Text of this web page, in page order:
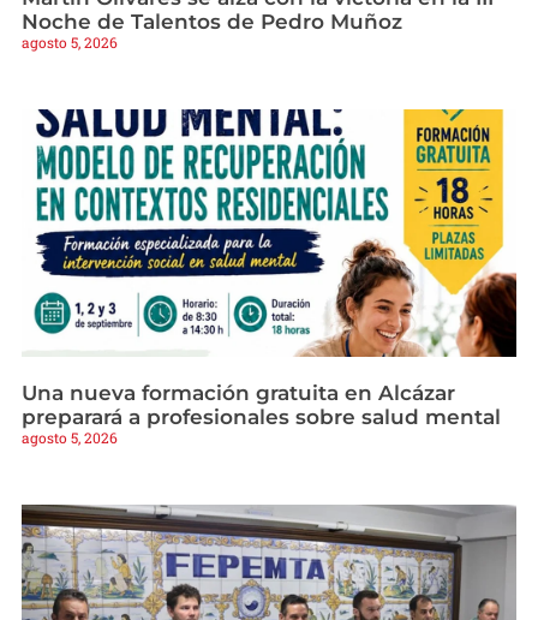
Noche de Talentos de Pedro Muñoz
agosto 5, 2026
Una nueva formación gratuita en Alcázar
preparará a profesionales sobre salud mental
agosto 5, 2026